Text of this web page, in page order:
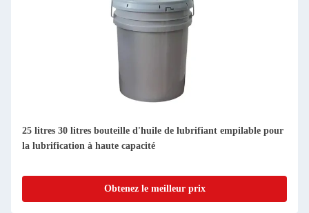
25 litres 30 litres bouteille d'huile de lubrifiant empilable pour
la lubrification à haute capacité
Obtenez le meilleur prix